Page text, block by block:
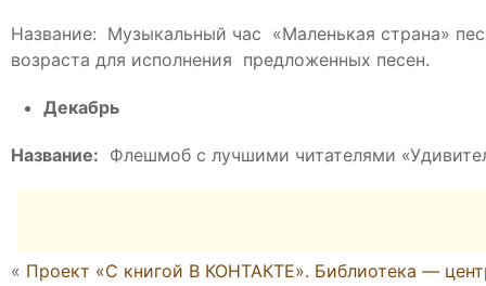
Название: Музыкальный час «Маленькая страна»
возраста для исполнения предложенных песен.
Декабрь
Название: Флешмоб с лучшими читателями
« Проект «С книгой B КОНТАКТЕ». Библиотека —